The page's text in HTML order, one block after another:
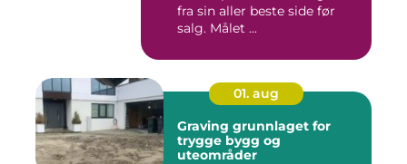
fra sin aller beste side før
salg. Målet ...
01. aug
Graving grunnlaget for
trygge bygg og
uteområder